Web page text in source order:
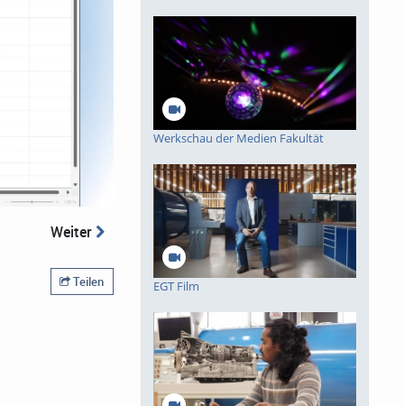
Weiter
Teilen
Werkschau der Medien Fakultät
EGT Film